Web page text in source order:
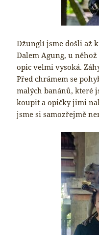
Džunglí jsme došli až
Dalem Agung, u
opic velmi vysoká.
Před chrámem se
malých banánů, které
koupit a opičky jimi
jsme si samozřejmě